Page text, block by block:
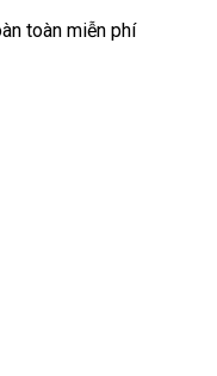
toàn miễn phí